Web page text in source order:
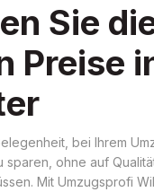
Sie
Preise
bei Ihrem
sparen, ohne auf
Mit Umzugsprofi